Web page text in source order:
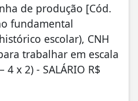
de produção [Cód.
fundamental
escolar), CNH
trabalhar em escala
x 2) - SALÁRIO R$